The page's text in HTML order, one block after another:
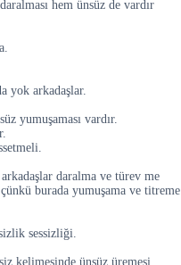
hem ünsüz de vardır
yok arkadaşlar.
yumuşaması vardır.
daralma ve türev me
burada yumuşama ve titreme
sessizliği.
kelimesinde ünsüz üremesi